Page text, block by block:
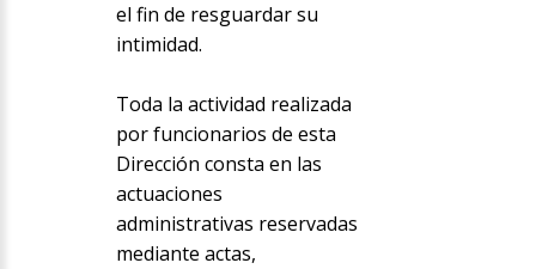
el fin de resguardar su
intimidad.
Toda la actividad realizada
por funcionarios de esta
Dirección consta en las
actuaciones
administrativas reservadas
mediante actas,